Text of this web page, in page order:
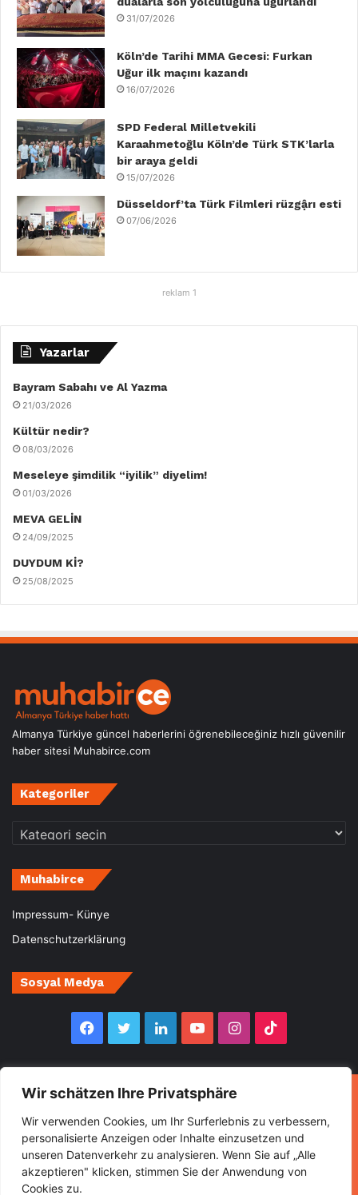
Wir schätzen Ihre Privatsphäre
Wir verwenden Cookies, um Ihr Surferlebnis zu verbessern,
personalisierte Anzeigen oder Inhalte einzusetzen und
unseren Datenverkehr zu analysieren. Wenn Sie auf „Alle
akzeptieren" klicken, stimmen Sie der Anwendung von
Cookies zu.
k
n
31/07/2026
Köln’de Tarihi MMA Gecesi: Furkan
Uğur ilk maçını kazandı
16/07/2026
SPD Federal Milletvekili
Karaahmetoğlu Köln’de Türk STK’larla
bir araya geldi
15/07/2026
Düsseldorf’ta Türk Filmleri rüzgậrı esti
07/06/2026
reklam 1
Yazarlar
Bayram Sabahı ve Al Yazma
21/03/2026
Kültür nedir?
08/03/2026
Meseleye şimdilik “iyilik” diyelim!
01/03/2026
MEVA GELİN
24/09/2025
DUYDUM Kİ?
25/08/2025
Almanya Türkiye güncel haberlerini öğrenebileceğiniz hızlı güvenilir
haber sitesi Muhabirce.com
Kategoriler
Kategoriler
Muhabirce
Impressum- Künye
Datenschutzerklärung
Sosyal Medya
Facebook
TwitterLinkedInYouTubeInstagram
© Copyright 2026, All Rights Reserved Muhabirce
Ana Sayfa
Haberler Ekonomi
Gurbette Bir Ömür
Kültür&Sanat
Spor Turizm